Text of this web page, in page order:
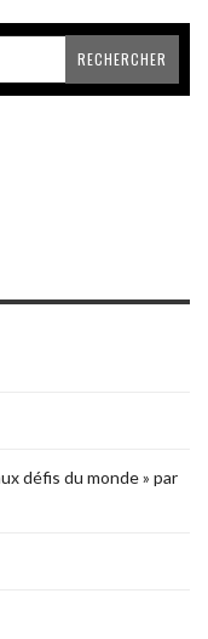
défis du monde » par